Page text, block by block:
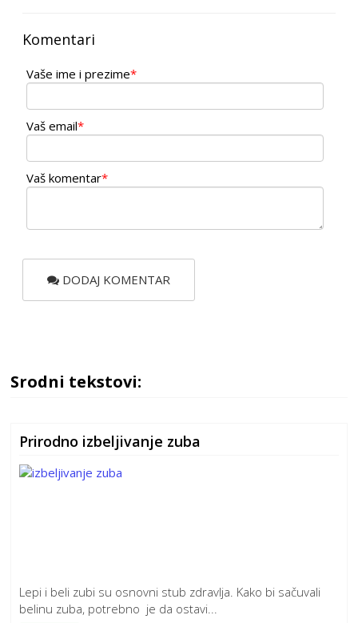
Komentari
Vaše ime i prezime*
Vaš email*
Vaš komentar*
DODAJ KOMENTAR
Srodni tekstovi:
Prirodno izbeljivanje zuba
Lepi i beli zubi su osnovni stub zdravlja. Kako bi sačuvali
belinu zuba, potrebno je da ostavi...